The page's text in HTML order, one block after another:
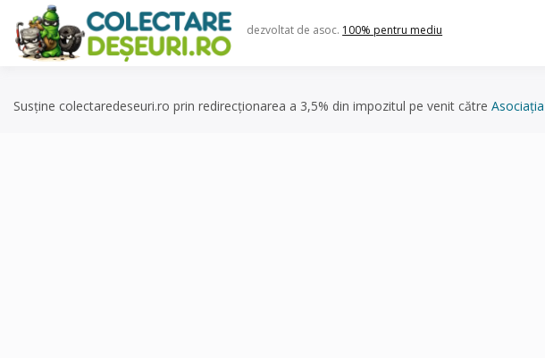
content
dezvoltat de asoc. 100% pentru mediu
Susține colectaredeseuri.ro prin redirecționarea a 3,5% din impozitul pe venit către